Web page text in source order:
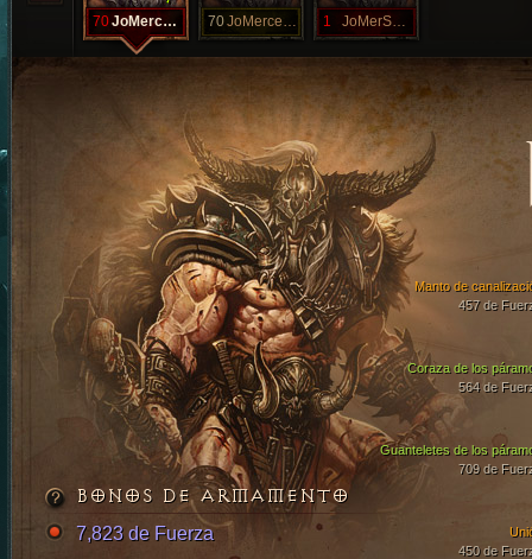
70 JoMercenaryH 70 JoMercenaryS 1 JoMerSugal
Coraza de los
564 de
Guanteletes de los
709 de
Manto de
457 de
450 de
BONOS DE ARMAMENTO
7,823 de Fuerza